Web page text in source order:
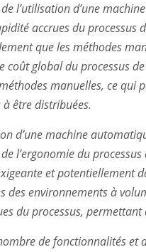
l’utilisation d’une
accrues du processus
que les méthodes
global du processus
manuelles, ce
être distribuées.
d’une machine
l’ergonomie du
et potentiellement
des environnements à
du processus,
de fonctionnalités